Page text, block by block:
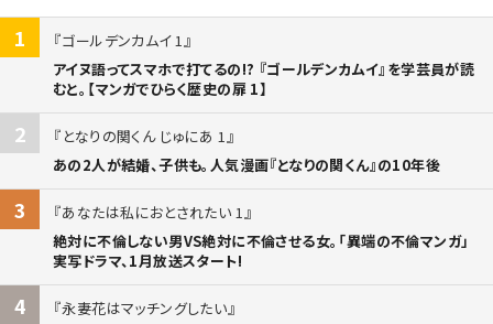
1
ゴールデンカムイ 1
アイヌ語ってスマホで打てるの!? 『ゴールデンカムイ』を学芸員が読
むと。【マンガでひらく歴史の扉 1】
2
となりの関くん じゅにあ 1
あの2人が結婚、子供も。人気漫画『となりの関くん』の10年後
3
あなたは私におとされたい 1
絶対に不倫しない男VS絶対に不倫させる女。「異端の不倫マンガ」
実写ドラマ、1月放送スタート!
4
永妻花はマッチングしたい